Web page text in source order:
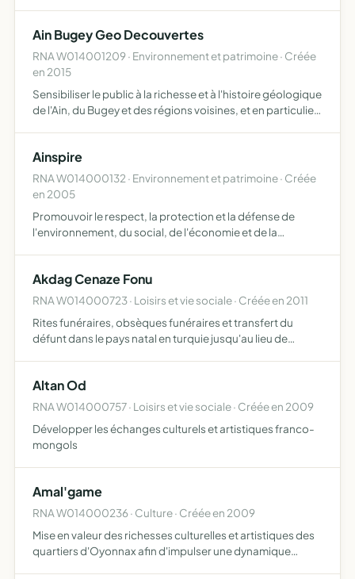
Ain Bugey Geo Decouvertes
RNA W014001209 · Environnement et patrimoine · Créée
en 2015
Sensibiliser le public à la richesse et à l'histoire géologique
de l'Ain, du Bugey et des régions voisines, et en particulier
Ainspire
RNA W014000132 · Environnement et patrimoine · Créée
en 2005
Promouvoir le respect, la protection et la défense de
l'environnement, du social, de l'économie et de la
générations ac…
Akdag Cenaze Fonu
RNA W014000723 · Loisirs et vie sociale · Créée en 2011
Rites funéraires, obsèques funéraires et transfert du
défunt dans le pays natal en turquie jusqu'au lieu de
Altan Od
RNA W014000757 · Loisirs et vie sociale · Créée en 2009
Développer les échanges culturels et artistiques franco-
mongols
Amal'game
RNA W014000236 · Culture · Créée en 2009
Mise en valeur des richesses culturelles et artistiques des
quartiers d'Oyonnax afin d'impulser une dynamique